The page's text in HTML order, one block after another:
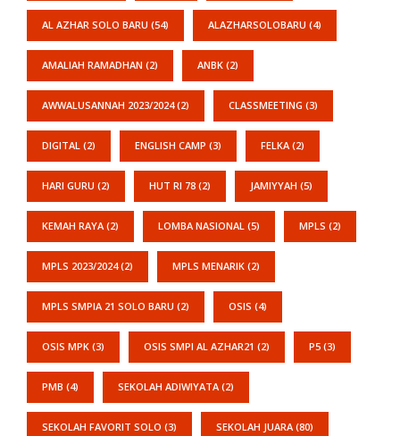
AL AZHAR SOLO BARU (54) ALAZHARSOLOBARU (4)
AMALIAH RAMADHAN (2) ANBK (2)
AWWALUSANNAH 2023/2024(2) CLASSMEETING (3)
DIGITAL (2) ENGLISH CAMP (3) FELKA (2)
HARI GURU (2) HUT RI 78 (2) JAMIYYAH (5)
KEMAH RAYA (2) LOMBA NASIONAL (5) MPLS (2)
MPLS 2023/2024(2) MPLS MENARIK (2)
MPLS SMPIA 21 SOLO BARU (2) OSIS (4)
OSIS MPK (3) OSIS SMPI AL AZHAR21 (2) P5 (3)
PMB (4) SEKOLAH ADIWIYATA (2)
SEKOLAH FAVORIT SOLO (3) SEKOLAH JUARA (80)